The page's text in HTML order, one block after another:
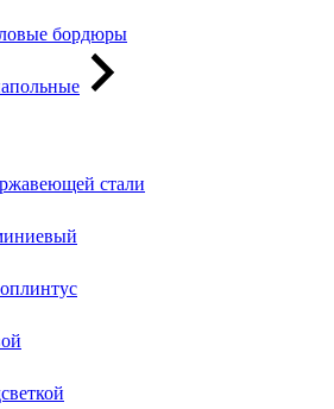
бордюры
стали